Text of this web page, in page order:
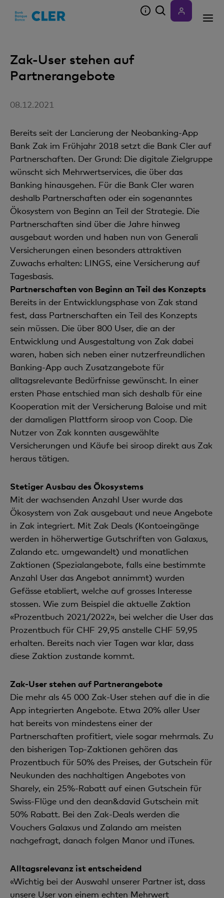
Zak-User stehen auf
Partnerangebote
08.12.2021
Bereits seit der Lancierung der Neobanking-App
Bank Zak im Frühjahr 2018 setzt die Bank Cler auf
Partnerschaften. Der Grund: Die digitale Zielgruppe
wünscht sich Mehrwertservices, die über das
Banking hinausgehen. Für die Bank Cler waren
deshalb Partnerschaften oder ein sogenanntes
Ökosystem von Beginn an Teil der Strategie. Die
Partnerschaften sind über die Jahre hinweg
ausgebaut worden und haben nun von Generali
Versicherungen einen besonders attraktiven
Zuwachs erhalten: LINGS, eine Versicherung auf
Tagesbasis.
Partnerschaften von Beginn an Teil des Konzepts
Bereits in der Entwicklungsphase von Zak stand
fest, dass Partnerschaften ein Teil des Konzepts
sein müssen. Die über 800 User, die an der
Entwicklung und Ausgestaltung von Zak dabei
waren, haben sich neben einer nutzerfreundlichen
Banking-App auch Zusatzangebote für
alltagsrelevante Bedürfnisse gewünscht. In einer
ersten Phase entschied man sich deshalb für eine
Kooperation mit der Versicherung Baloise und mit
der damaligen Plattform siroop von Coop. Die
Nutzer von Zak konnten ausgewählte
Versicherungen und Käufe bei siroop direkt aus Zak
heraus tätigen.
Stetiger Ausbau des Ökosystems
Mit der wachsenden Anzahl User wurde das
Ökosystem von Zak ausgebaut und neue Angebote
in Zak integriert. Mit Zak Deals (Kontoeingänge
werden in höherwertige Gutschriften von Galaxus,
Zalando etc. umgewandelt) und monatlichen
Zaktionen (Spezialangebote, falls eine bestimmte
Anzahl User das Angebot annimmt) wurden
Gefässe etabliert, welche auf grosses Interesse
stossen. Wie zum Beispiel die aktuelle Zaktion
«Prozentbuch 2021/2022», bei welcher die User das
Prozentbuch für CHF 29,95 anstelle CHF 59,95
erhalten. Bereits nach vier Tagen war klar, dass
diese Zaktion zustande kommt.
Zak-User stehen auf Partnerangebote
Die mehr als 45 000 Zak-User stehen auf die in die
App integrierten Angebote. Etwa 20% aller User
hat bereits von mindestens einer der
Partnerschaften profitiert, viele sogar mehrmals. Zu
den bisherigen Top-Zaktionen gehören das
Prozentbuch für 50% des Preises, der Gutschein für
Neukunden des nachhaltigen Angebotes von
Sharely, ein 25%-Rabatt auf einen Gutschein für
Swiss-Flüge und den dean&david Gutschein mit
50% Rabatt. Bei den Zak-Deals werden die
Vouchers Galaxus und Zalando am meisten
nachgefragt, danach folgen Manor und iTunes.
Alltagsrelevanz ist entscheidend
«Wichtig bei der Auswahl unserer Partner ist, dass
unsere User von einem echten Mehrwert